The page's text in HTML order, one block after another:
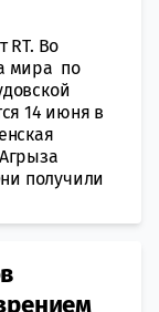
RT. Во
мира по
14 июня в
получили